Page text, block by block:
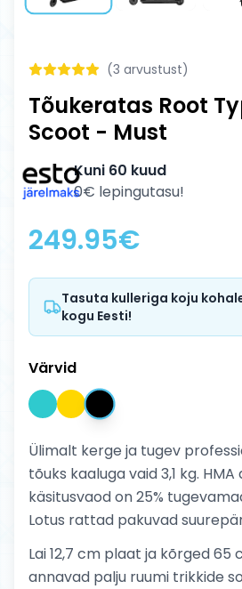
(3 arvustust)
Tõukeratas Root
Scoot - Must
Kuni 60 kuud
0€ lepingutasu!
249.95€
Tasuta kulleriga koju
kogu Eesti!
Värvid
Ülimalt kerge ja tugev
tõuks kaaluga vaid 3,1 kg.
käsitusvaod on 25%
Lotus rattad pakuvad
Lai 12,7 cm plaat ja kõrged 65
annavad palju ruumi trikkide